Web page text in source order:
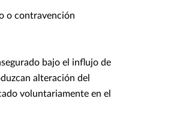
o contravención
bajo el influjo de
alteración del
voluntariamente en el